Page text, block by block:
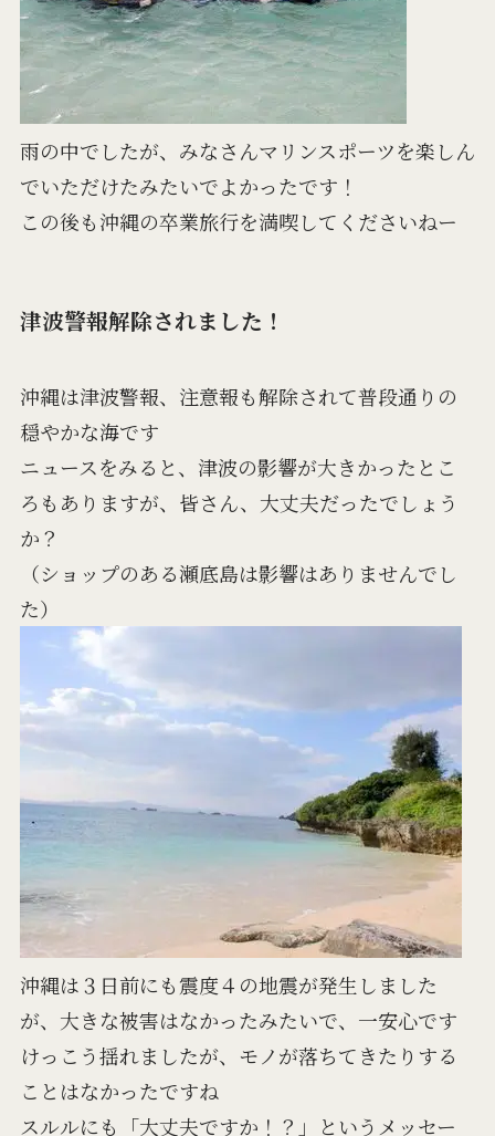
雨の中でしたが、みなさんマリンスポーツを楽しん
でいただけたみたいでよかったです！
この後も沖縄の卒業旅行を満喫してくださいねー
津波警報解除されました！
沖縄は津波警報、注意報も解除されて普段通りの
穏やかな海です
ニュースをみると、津波の影響が大きかったとこ
ろもありますが、皆さん、大丈夫だったでしょう
か？
（ショップのある瀬底島は影響はありませんでし
た）
沖縄は３日前にも震度４の地震が発生しました
が、大きな被害はなかったみたいで、一安心です
けっこう揺れましたが、モノが落ちてきたりする
ことはなかったですね
スルルにも「大丈夫ですか！？」というメッセー